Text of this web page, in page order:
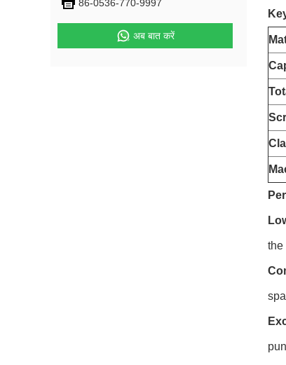
86-0536-770-9997
अब बात करें
the